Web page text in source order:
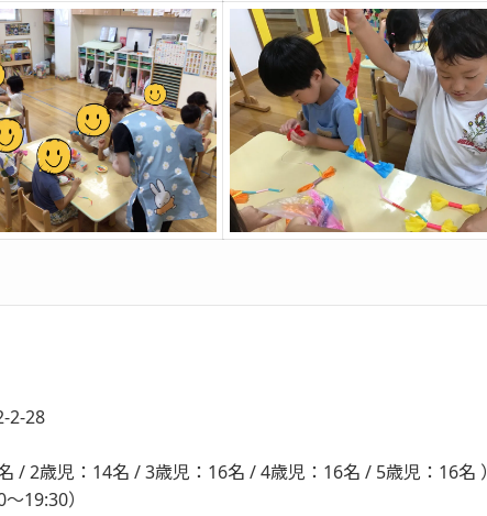
2-28
/ 2歳児：14名 / 3歳児：16名 / 4歳児：16名 / 5歳児：16名 ）
19:30）